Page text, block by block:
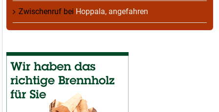
Zwischenruf bei Hoppala, angefahren